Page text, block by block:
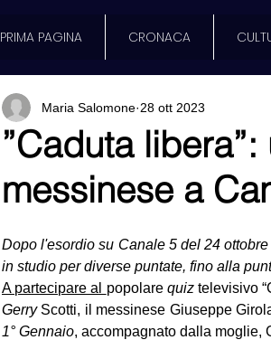
PRIMA PAGINA CRONACA
”Caduta
messinese a
Maria Salomone 28 ott 2023
Dopo l'esordio su Canale 5 del 24
in studio per diverse puntate, fino alla
A partecipare al popolare quiz
Gerry
1° Gennaio, accompagnato dalla moglie,